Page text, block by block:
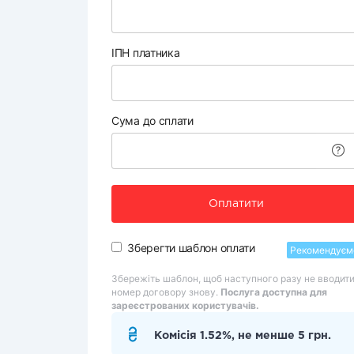
ІПН платника
Сума до сплати
Оплатити
Зберегти шаблон оплати
Збережіть шаблон, щоб наступного разу не вводити
номер договору знову. Послуга доступна для
зареєстрованих користувачів.
Комісія 1.52%, не менше 5 грн.